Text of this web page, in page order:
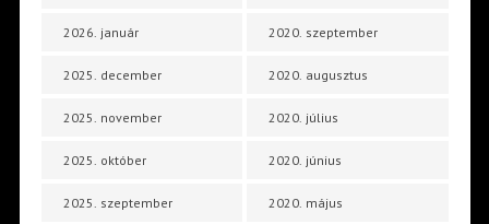
2026. január
2025. december
2025. november
2025. október
2025. szeptember
2020. szeptember
2020. augusztus
2020. július
2020. június
2020. május